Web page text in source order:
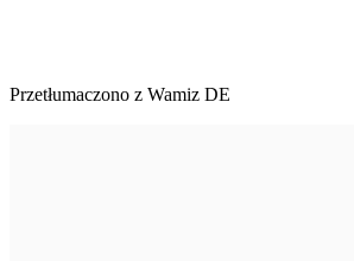
Przetłumaczono z Wamiz DE